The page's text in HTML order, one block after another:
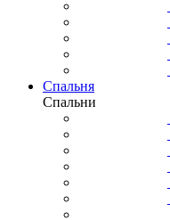
Спальня
Спальни